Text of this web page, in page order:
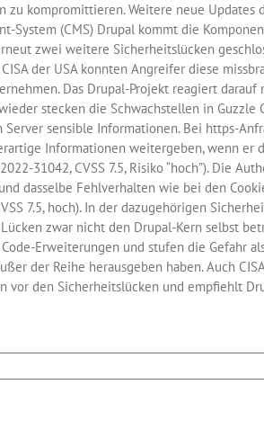
zu kompromittieren. Weitere neue Updates
System (CMS) Drupal kommt die
zwei weitere Sicherheitslücken
der USA konnten Angreifer diese
Das Drupal-Projekt reagiert
stecken die Schwachstellen in
Server sensible Informationen. Bei https-
Informationen weitergeben, wenn er
31042, CVSS 7.5, Risiko “hoch”). Die
dasselbe Fehlverhalten wie bei den
7.5, hoch). In der dazugehörigen
Lücken zwar nicht den Drupal-Kern selbst
Erweiterungen und stufen die Gefahr
der Reihe herausgeben haben. Auch
vor den Sicherheitslücken und empfiehlt